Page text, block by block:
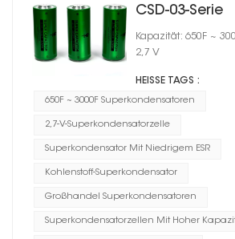
CSD-03-Serie
Kapazität: 650F ~
2,7 V
HEISSE TAGS :
650F ~ 3000F Superkondensatoren
2,7-V-Superkondensatorzelle
Superkondensator Mit Niedrigem ESR
Kohlenstoff-Superkondensator
Großhandel Superkondensatoren
Superkondensatorzellen Mit Hoher